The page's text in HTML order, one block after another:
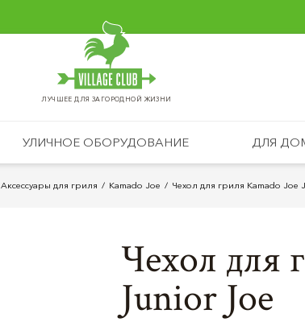
ЛУЧШЕЕ ДЛЯ ЗАГОРОДНОЙ ЖИЗНИ
УЛИЧНОЕ ОБОРУДОВАНИЕ ДЛЯ
Аксессуары для гриля Kamado Joe Чехол для гриля Kamado Joe
Чехол для
Junior Joe